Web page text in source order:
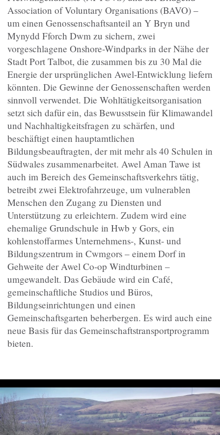
Association of Voluntary Organisations (BAVO) –
um einen Genossenschaftsanteil an Y Bryn und
Mynydd Fforch Dwm zu sichern, zwei
vorgeschlagene Onshore-Windparks in der Nähe der
Stadt Port Talbot, die zusammen bis zu 30 Mal die
Energie der ursprünglichen Awel-Entwicklung liefern
könnten. Die Gewinne der Genossenschaften werden
sinnvoll verwendet. Die Wohltätigkeitsorganisation
setzt sich dafür ein, das Bewusstsein für Klimawandel
und Nachhaltigkeitsfragen zu schärfen, und
beschäftigt einen hauptamtlichen
Bildungsbeauftragten, der mit mehr als 40 Schulen in
Südwales zusammenarbeitet. Awel Aman Tawe ist
auch im Bereich des Gemeinschaftsverkehrs tätig,
betreibt zwei Elektrofahrzeuge, um vulnerablen
Menschen den Zugang zu Diensten und
Unterstützung zu erleichtern. Zudem wird eine
ehemalige Grundschule in Hwb y Gors, ein
kohlenstoffarmes Unternehmens-, Kunst- und
Bildungszentrum in Cwmgors – einem Dorf in
Gehweite der Awel Co-op Windturbinen –
umgewandelt. Das Gebäude wird ein Café,
gemeinschaftliche Studios und Büros,
Bildungseinrichtungen und einen
Gemeinschaftsgarten beherbergen. Es wird auch eine
neue Basis für das Gemeinschaftstransportprogramm
bieten.